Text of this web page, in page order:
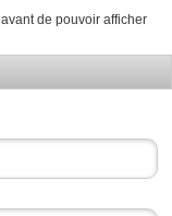
avant de pouvoir afficher